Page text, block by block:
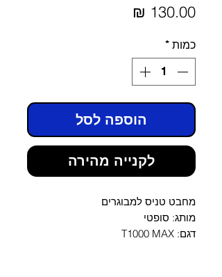
כמות *
הוספה לסל
לקנייה מהירה
מחבט טניס למבוגרים
מותג: סופטי
דגם: T1000 MAX